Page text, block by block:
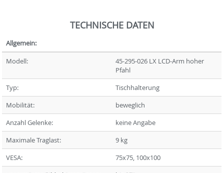
TECHNISCHE DATEN
Allgemein:
Modell:
45-295-026 LX LCD-Arm hoher
Pfahl
Typ:
Tischhalterung
Mobilität:
beweglich
Anzahl Gelenke:
keine Angabe
Maximale Traglast:
9 kg
VESA:
75x75, 100x100